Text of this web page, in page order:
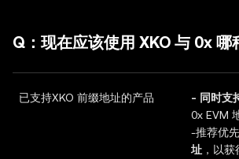
Q：现在应该使用 XKO 与 0x 哪
已支持XKO 前缀地址的产品 - 同时支
0x EVM
-推荐优
址 ，以